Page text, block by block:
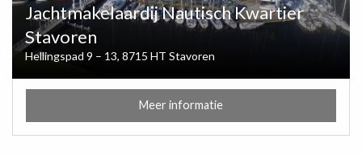
Jachtmakelaardij Nautisch Kwartier
Stavoren
Hellingspad 9 – 13, 8715 HT Stavoren
Meer informatie